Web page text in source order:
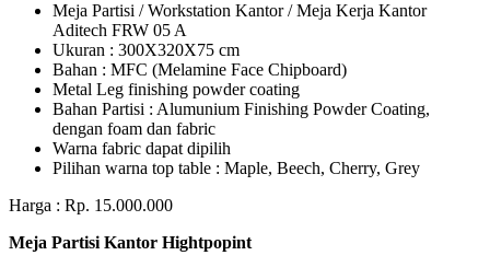
Meja Partisi / Workstation Kantor / Meja Kerja Kantor
Aditech FRW 05 A
Ukuran : 300X320X75 cm
Bahan : MFC (Melamine Face Chipboard)
Metal Leg finishing powder coating
Bahan Partisi : Alumunium Finishing Powder Coating,
dengan foam dan fabric
Warna fabric dapat dipilih
Pilihan warna top table : Maple, Beech, Cherry, Grey
Harga : Rp. 15.000.000
Meja Partisi Kantor Hightpopint